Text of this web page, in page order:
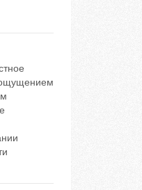
ощущением